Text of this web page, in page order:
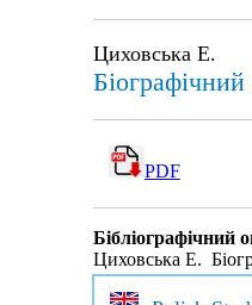
Циховська Е.
PDF
Бібліографічний
Циховська Е.